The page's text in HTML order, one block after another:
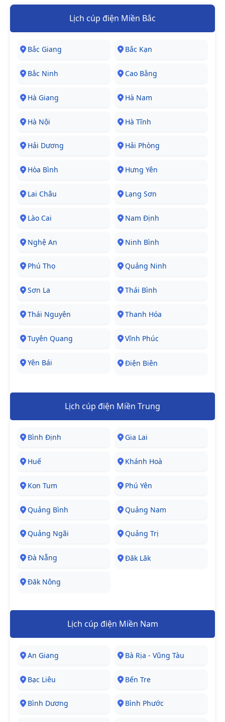
Lịch cúp điện Miền Bắc
Bắc Giang Bắc Kạn
Bắc Ninh Cao Bằng
Hà Giang Hà Nam
Hà Nội Hà Tĩnh
Hải Dương Hải Phòng
Hòa Bình Hưng Yên
Lai Châu Lạng Sơn
Lào Cai Nam Định
Nghệ An Ninh Bình
Phú Thọ Quảng Ninh
Sơn La Thái Bình
Thái Nguyên Thanh Hóa
Tuyên Quang Vĩnh Phúc
Yên Bái Điện Biên
Lịch cúp điện Miền Trung
Bình Định Gia Lai
Huế Khánh Hoà
Kon Tum Phú Yên
Quảng Bình Quảng Nam
Quảng Ngãi Quảng Trị
Đà Nẵng Đăk Lăk
Đăk Nông
Lịch cúp điện Miền Nam
An Giang Bà Rịa - Vũng Tàu
Bạc Liêu Bến Tre
Bình Dương Bình Phước